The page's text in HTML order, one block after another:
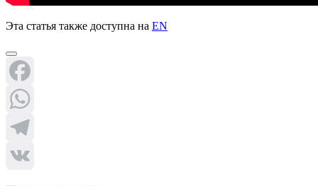
Эта статья также доступна на EN
Facebook
WhatsApp
Telegram
VK